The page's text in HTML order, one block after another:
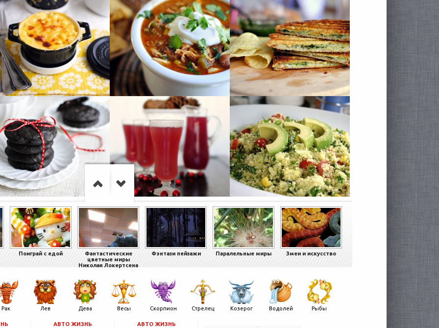
Поиграй с едой
Фантастические
цветные миры
Николая Локертсена
Фэнтази пейзажи Паралельные миры Змеи и искусство
Рак Лев Дева Весы Скорпион Стрелец Козерог Водолей Рыбы
АВТО ЖИЗНЬ АВТО ЖИЗНЬ